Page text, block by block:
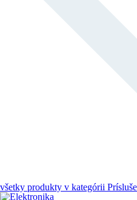
všetky produkty v kategórii